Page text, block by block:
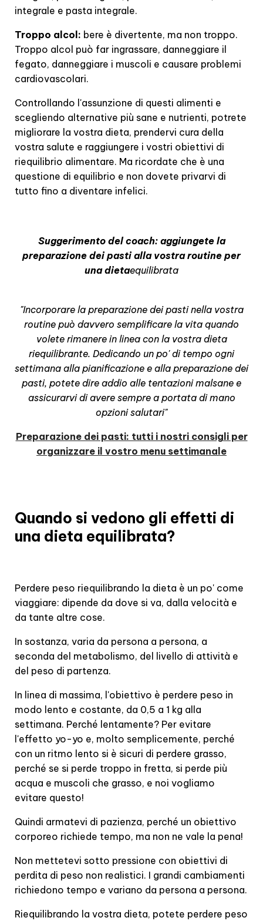
integrale e pasta integrale.
Troppo alcol: bere è divertente, ma non troppo.
Troppo alcol può far ingrassare, danneggiare il
fegato, danneggiare i muscoli e causare problemi
cardiovascolari.
Controllando l'assunzione di questi alimenti e
scegliendo alternative più sane e nutrienti, potrete
migliorare la vostra dieta, prendervi cura della
vostra salute e raggiungere i vostri obiettivi di
riequilibrio alimentare. Ma ricordate che è una
questione di equilibrio e non dovete privarvi di
tutto fino a diventare infelici.
Suggerimento del coach: aggiungete la
preparazione dei pasti alla vostra routine per
una dietaequilibrata
"Incorporare la preparazione dei pasti nella vostra
routine può davvero semplificare la vita quando
volete rimanere in linea con la vostra dieta
riequilibrante. Dedicando un po' di tempo ogni
settimana alla pianificazione e alla preparazione dei
pasti, potete dire addio alle tentazioni malsane e
assicurarvi di avere sempre a portata di mano
opzioni salutari"
Preparazione dei pasti: tutti i nostri consigli per
organizzare il vostro menu settimanale
Quando si vedono gli effetti di
una dieta equilibrata?
Perdere peso riequilibrando la dieta è un po' come
viaggiare: dipende da dove si va, dalla velocità e
da tante altre cose.
In sostanza, varia da persona a persona, a
seconda del metabolismo, del livello di attività e
del peso di partenza.
In linea di massima, l'obiettivo è perdere peso in
modo lento e costante, da 0,5 a 1 kg alla
settimana. Perché lentamente? Per evitare
l'effetto yo-yo e, molto semplicemente, perché
con un ritmo lento si è sicuri di perdere grasso,
perché se si perde troppo in fretta, si perde più
acqua e muscoli che grasso, e noi vogliamo
evitare questo!
Quindi armatevi di pazienza, perché un obiettivo
corporeo richiede tempo, ma non ne vale la pena!
Non mettetevi sotto pressione con obiettivi di
perdita di peso non realistici. I grandi cambiamenti
richiedono tempo e variano da persona a persona.
Riequilibrando la vostra dieta, potete perdere peso